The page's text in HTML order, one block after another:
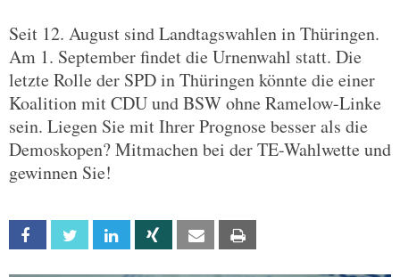
Seit 12. August sind Landtagswahlen in Thüringen.
Am 1. September findet die Urnenwahl statt. Die
letzte Rolle der SPD in Thüringen könnte die einer
Koalition mit CDU und BSW ohne Ramelow-Linke
sein. Liegen Sie mit Ihrer Prognose besser als die
Demoskopen? Mitmachen bei der TE-Wahlwette und
gewinnen Sie!
Facebook Twitter Linkedin Xing Email